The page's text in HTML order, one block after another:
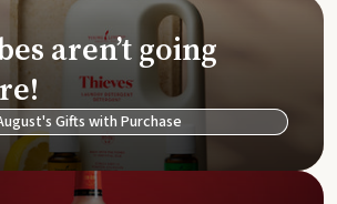
aren’t going
Gifts with Purchase